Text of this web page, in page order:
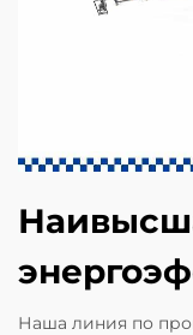
Наша линия по